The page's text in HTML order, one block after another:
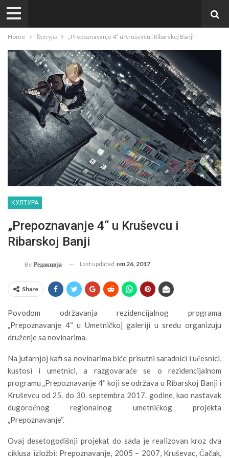
Home Култура „Prepoznavanje 4“ u Kruševcu i Ribarskoj Banji
КУЛТУРА
„Prepoznavanje 4“ u Kruševcu i
Ribarskoj Banji
By Редакција Last updated сеп 26, 2017
Share
Povodom održavanja rezidencijalnog programa
„Prepoznavanje 4“ u Umetničkoj galeriji u sredu organizuju
druženje sa novinarima.
Na jutarnjoj kafi sa novinarima biće prisutni saradnici i učesnici,
kustosi i umetnici, a razgovaraće se o rezidencijalnom
programu „Prepoznavanje 4“ koji se održava u Ribarskoj Banji i
Kruševcu od 25. do 30. septembra 2017. godine, kao nastavak
dugoročnog regionalnog umetničkog projekta
„Prepoznavanje“.
Ovaj desetogodišnji projekat do sada je realizovan kroz dva
ciklusa izložbi: Prepoznavanje, 2005 – 2007, Kruševac, Čačak,